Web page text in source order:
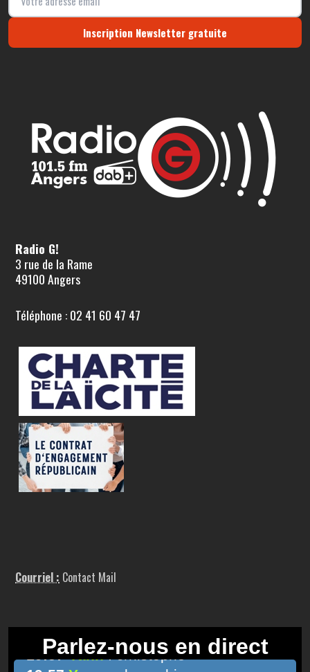
Inscription Newsletter gratuite
Radio G!
3 rue de la Rame
49100 Angers
Téléphone : 02 41 60 47 47
Courriel : Contact Mail